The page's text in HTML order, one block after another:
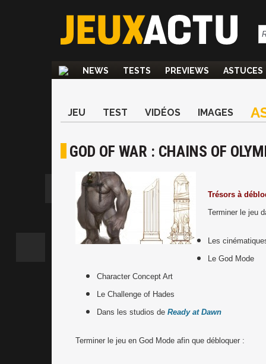
NEWS TESTS PREVIEWS ASTUCES
JEU TEST VIDÉOS IMAGES
GOD OF WAR : CHAINS OF
Trésors à
Terminer le jeu
Les
Le God Mode
Character Concept Art
Le Challenge of Hades
Dans les studios de Ready at Dawn
Terminer le jeu en God Mode afin que débloquer :